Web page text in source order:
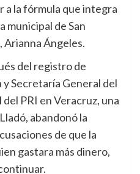
a la fórmula que integra
municipal de San
Ángeles.
del registro de
Secretaría General del
PRI en Veracruz, una
abandonó la
de que la
gastara más dinero,